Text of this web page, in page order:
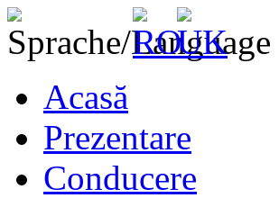
Acasă
Prezentare
Conducere